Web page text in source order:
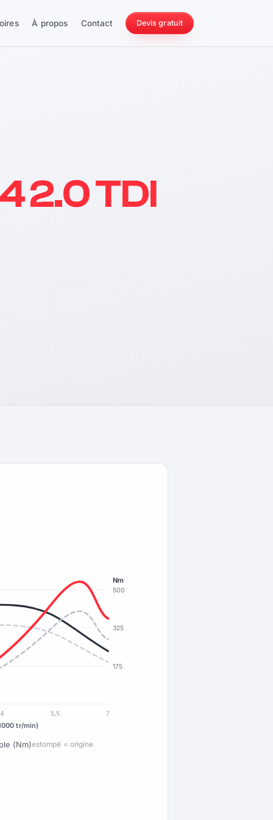
À propos Contact Devis gratuit
228 Nm
2.0 TDI
175
325
500
Nm
4 5,5 7
tr/min)
(Nm)estompé = origine